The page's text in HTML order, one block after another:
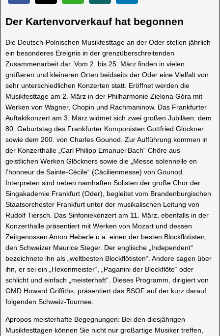
Der Kartenvorverkauf hat begonnen
Die Deutsch-Polnischen Musikfesttage an der Oder stellen jährlich
ein besonderes Ereignis in der grenzüberschreitenden
Zusammenarbeit dar. Vom 2. bis 25. März finden in vielen
größeren und kleineren Orten beidseits der Oder eine Vielfalt von
sehr unterschiedlichen Konzerten statt. Eröffnet werden die
Musikfesttage am 2. März in der Philharmonie Zielona Góra mit
Werken von Wagner, Chopin und Rachmaninow. Das Frankfurter
Auftaktkonzert am 3. März widmet sich zwei großen Jubiläen: dem
80. Geburtstag des Frankfurter Komponisten Gottfried Glöckner
sowie dem 200. von Charles Gounod. Zur Aufführung kommen in
der Konzerthalle „Carl Philipp Emanuel Bach“ Chöre aus
geistlichen Werken Glöckners sowie die „Messe solennelle en
l’honneur de Sainte-Cécile“ (Cäcilienmesse) von Gounod.
Interpreten sind neben namhaften Solisten der große Chor der
Singakademie Frankfurt (Oder), begleitet vom Brandenburgischen
Staatsorchester Frankfurt unter der musikalischen Leitung von
Rudolf Tiersch. Das Sinfoniekonzert am 11. März, ebenfalls in der
Konzerthalle präsentiert mit Werken von Mozart und dessen
Zeitgenossen Anton Heberle u.a. einen der besten Blockflötisten,
den Schweizer Maurice Steger. Der englische „Independent“
bezeichnete ihn als „weltbesten Blockflötisten“. Andere sagen über
ihn, er sei ein „Hexenmeister“, „Paganini der Blockflöte“ oder
schlicht und einfach „meisterhaft“. Dieses Programm, dirigiert von
GMD Howard Griffiths, präsentiert das BSOF auf der kurz darauf
folgenden Schweiz-Tournee.
Apropos meisterhafte Begegnungen: Bei den diesjährigen
Musikfesttagen können Sie nicht nur großartige Musiker treffen,